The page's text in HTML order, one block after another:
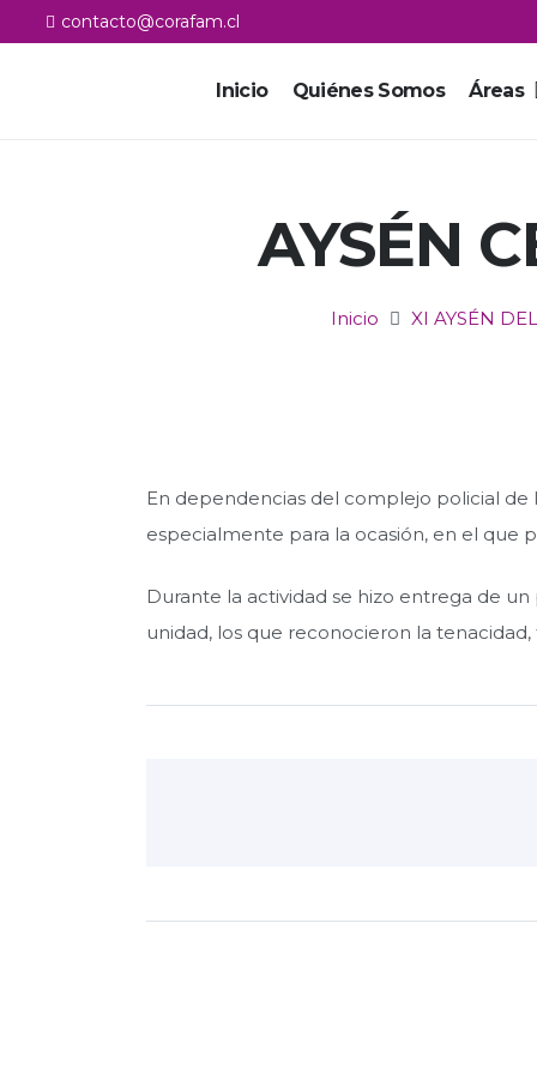
contacto@corafam.cl
Inicio Quiénes Somos Áreas
AYSÉN
Inicio XI AYSÉN
En dependencias del complejo policial
especialmente para la ocasión, en el que
Durante la actividad se hizo entrega de
unidad, los que reconocieron la